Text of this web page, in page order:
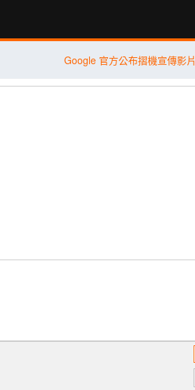
Google 官方公布摺機宣傳影片